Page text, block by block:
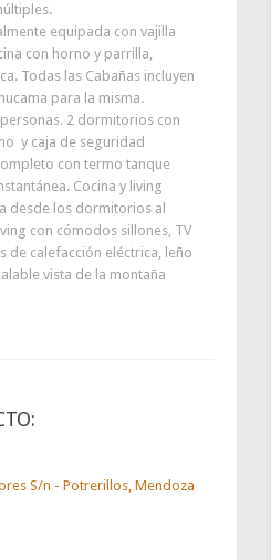
equipada con vajilla
con horno y parrilla,
Todas las Cabañas incluyen
para la misma.
2 dormitorios con
y caja de seguridad
con termo tanque
Cocina y living
desde los dormitorios al
con cómodos sillones, TV
de calefacción eléctrica, leño
vista de la montaña
S/n - Potrerillos, Mendoza